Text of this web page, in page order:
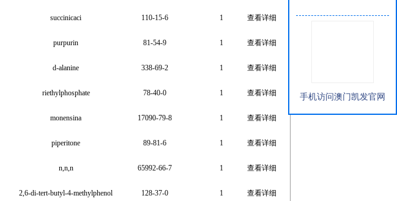
succinicaci 110-15-6 1 查看详细
purpurin 81-54-9 1 查看详细
d-alanine 338-69-2 1 查看详细
riethylphosphate 78-40-0 1 查看详细
monensina 17090-79-8 1 查看详细
piperitone 89-81-6 1 查看详细
n,n,n 65992-66-7 1 查看详细
2,6-di-tert-butyl-4-methylphenol 128-37-0 1 查看详细
手机访问澳门凯发官网